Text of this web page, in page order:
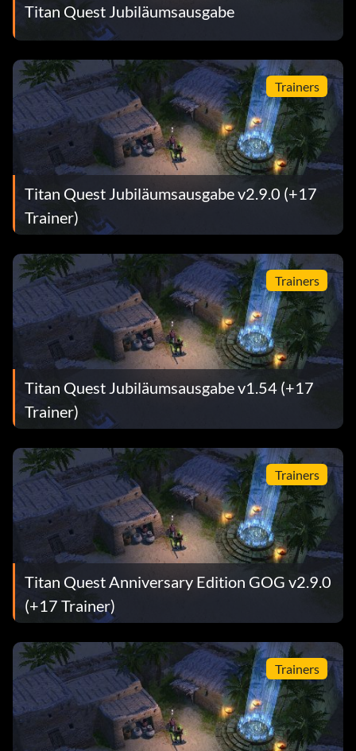
Titan Quest Jubiläumsausgabe
Trainers
Titan Quest Jubiläumsausgabe v2.9.0 (+17
Trainer)
Trainers
Titan Quest Jubiläumsausgabe v1.54 (+17
Trainer)
Trainers
Titan Quest Anniversary Edition GOG v2.9.0
(+17 Trainer)
Trainers